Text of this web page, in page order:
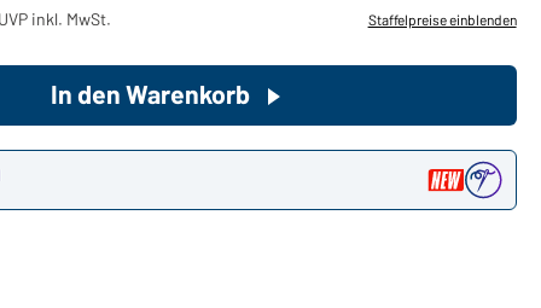
privaten Bedarf einkaufen?
Hier geht's zu unserem
Endkundenshop
inkl. MwSt. Staffelpreise einblenden
In den Warenkorb